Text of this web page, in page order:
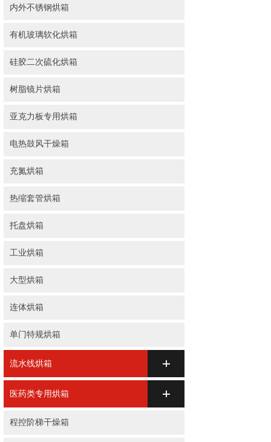
内外不锈钢烘箱
有机玻璃软化烘箱
硅胶二次硫化烘箱
树脂镜片烘箱
亚克力板专用烘箱
电热鼓风干燥箱
充氮烘箱
热缩套管烘箱
托盘烘箱
工业烘箱
大型烘箱
连体烘箱
单门特规烘箱
流水线烘箱
医药类专用烘箱
程控阶梯干燥箱